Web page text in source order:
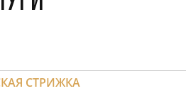
СТРИЖКА